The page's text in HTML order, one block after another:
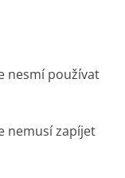
nesmí používat
nemusí zapíjet